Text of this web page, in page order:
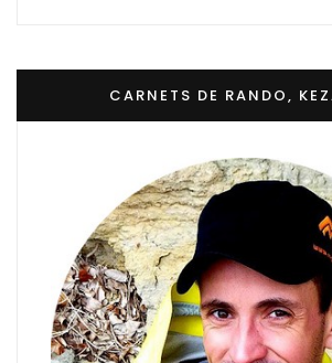
CARNETS DE RANDO,